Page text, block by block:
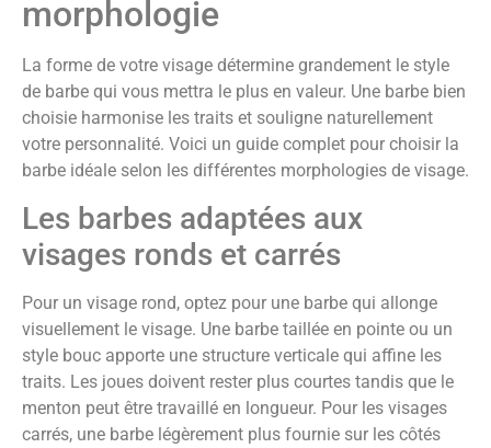
morphologie
La forme de votre visage détermine grandement le style
de barbe qui vous mettra le plus en valeur. Une barbe bien
choisie harmonise les traits et souligne naturellement
votre personnalité. Voici un guide complet pour choisir la
barbe idéale selon les différentes morphologies de visage.
Les barbes adaptées aux
visages ronds et carrés
Pour un visage rond, optez pour une barbe qui allonge
visuellement le visage. Une barbe taillée en pointe ou un
style bouc apporte une structure verticale qui affine les
traits. Les joues doivent rester plus courtes tandis que le
menton peut être travaillé en longueur. Pour les visages
carrés, une barbe légèrement plus fournie sur les côtés